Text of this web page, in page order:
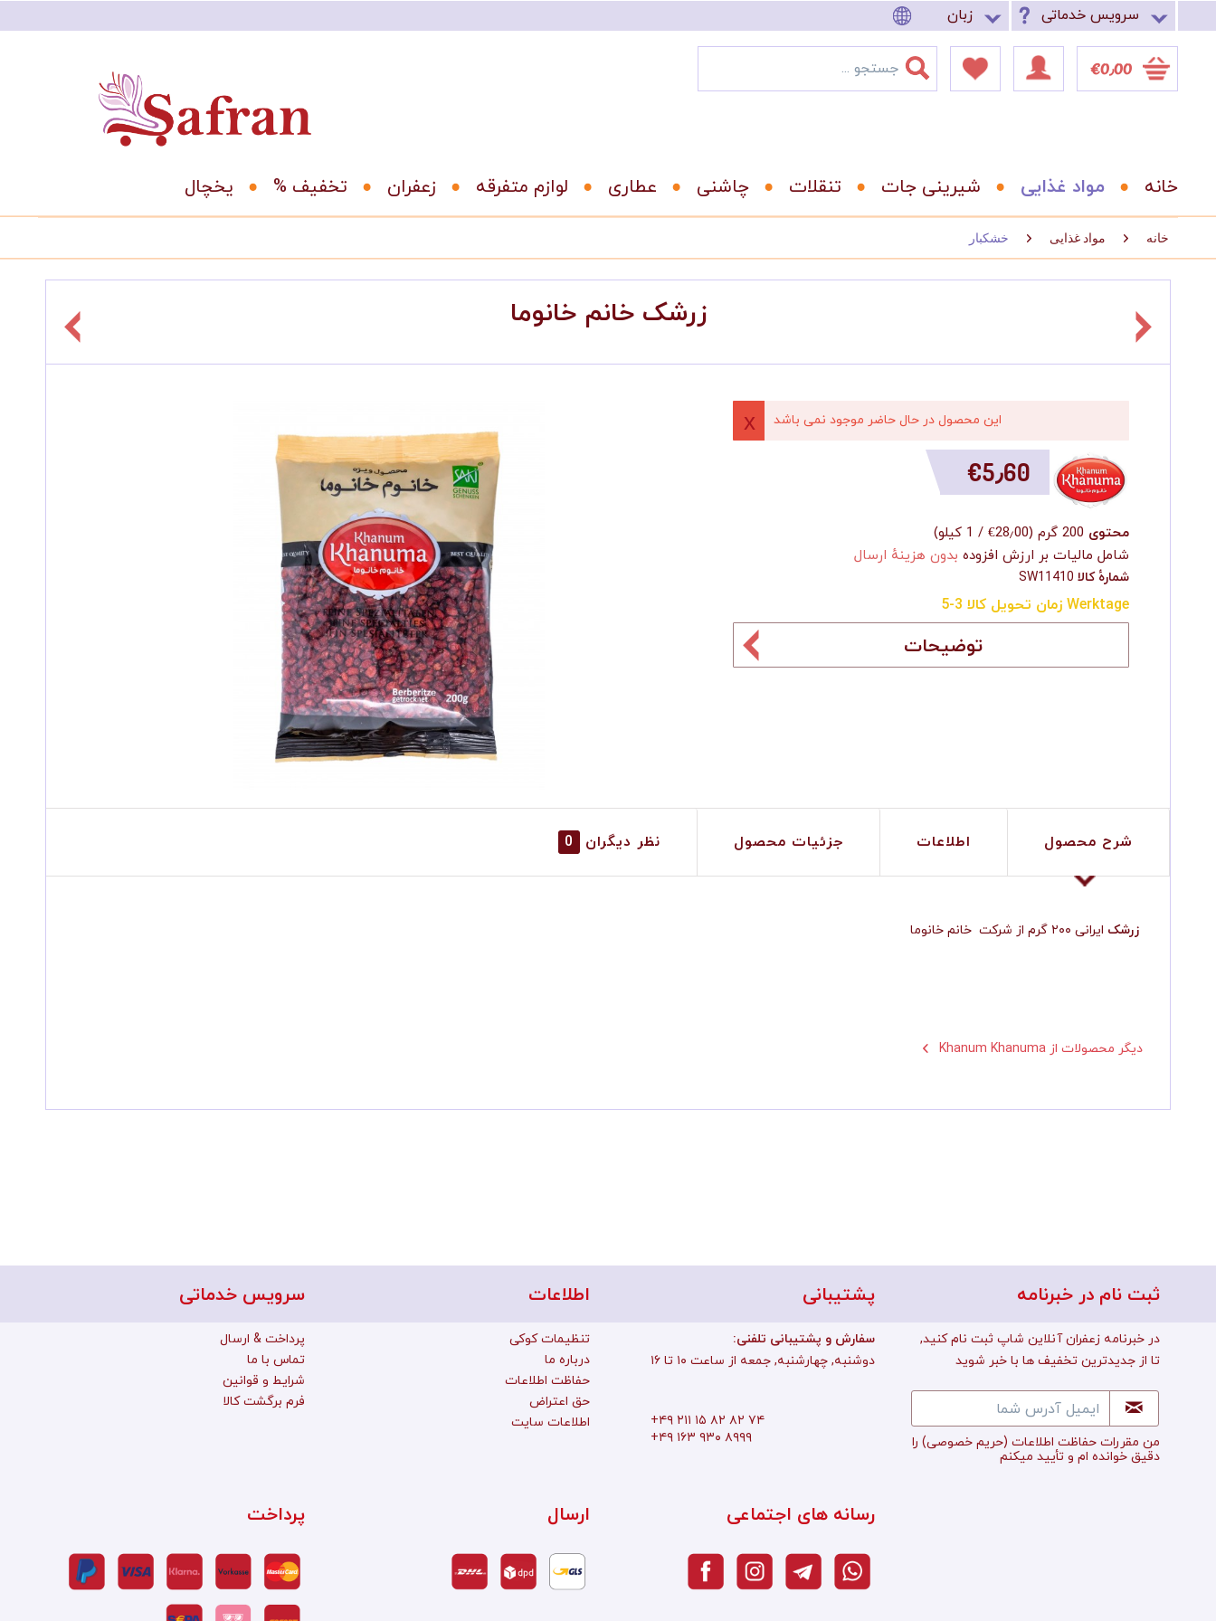
سرویس خدماتی زبان
‎€0٫00
خانه مواد غذایی شیرینی جات تنقلات عطاری لوازم متفرقه زعفران % تخفیف یخچال
خانه مواد غذایی خشکبار
زرشک خانم خانوما
اين محصول در حال حاضر موجود نمی باشد
‎€5٫60
محتوی 200 گرم (‎€28٫00 / 1 کیلو
)
شامل مالیات بر ارزش افزوده بدون هزینهٔ ارسال
شمارهٔ کالا SW11410
زمان تحویل کالا 3-5 Werktage
توضیحات
شرح محصول اطلاعات جزئیات محصول نظر دیگران 0
زرشک
Khanum Khanuma دیگر محصولات از
سرویس خدماتی
پرداخت & ارسال
تماس با ما
شرایط و قوانین
فرم برگشت کالا
اطلاعات
تنظیمات کوکی
درباره ما
حفاظت اطلاعات
حق اعتراض
اطلاعات سایت
پشتیبانی
:سفارش و پشتیبانی تلفنی
دوشنبه, چهارشنبه, جمعه از ساعت ۱۰ تا ۱۶
+۴۹ ۲۱۱ ۱۵ ۸۲ ۸۲ ۷۴
+۴۹ ۱۶۳ ۹۳۰ ۸۹۹۹
ثبت نام در خبرنامه
در خبرنامه زعفران آنلاین شاپ ثبت نام کنید,
تا از جدیدترین تخفیف ها با خبر شوید
من مقررات حفاظت اطلاعات (حریم خصوصی) را
دقیق خوانده ام و تأييد میکنم
پرداخت ارسال رسانه های اجتماعی